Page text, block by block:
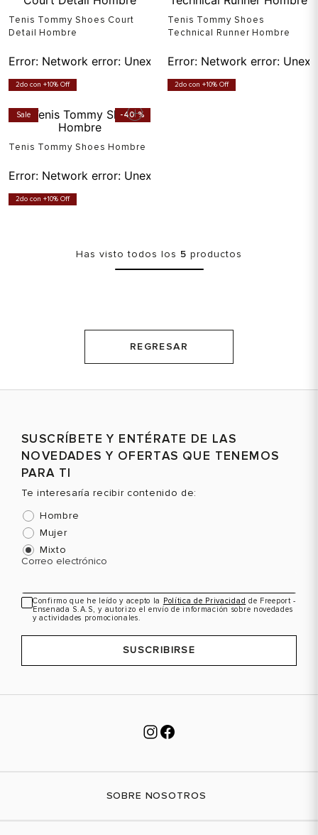
Tenis Tommy Shoes Court
Detail Hombre
Error: Network error: Unexpected token T in JSON at
2do con +10% Off
Tenis Tommy Shoes
Technical Runner Hombre
Error: Network error:
2do con +10% Off
Sale -40 %
Tenis Tommy Shoes Hombre
Error: Network error: Unexpected token T in JSON at
2do con +10% Off
Has visto todos los 5 productos
REGRESAR
SUSCRÍBETE Y ENTÉRATE DE LAS
NOVEDADES Y OFERTAS QUE TENEMOS
PARA TI
Te interesaría recibir contenido de:
Hombre
Mujer
Mixto
Correo electrónico
Confirmo que he leído y acepto la Política de Privacidad de Freeport -
Ensenada S.A.S, y autorizo el envío de información sobre novedades
y actividades promocionales.
SUSCRIBIRSE
SOBRE NOSOTROS